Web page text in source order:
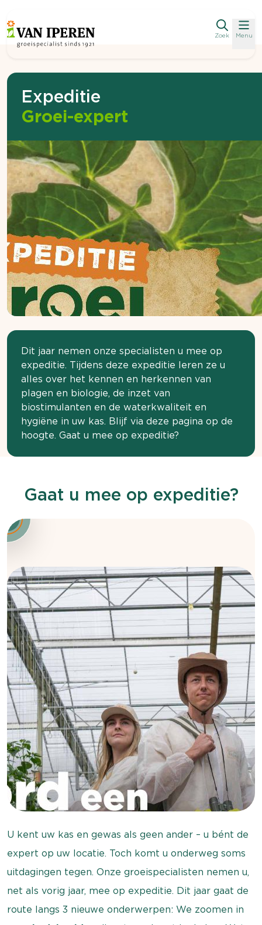
Zoek Menu
Expeditie
Groei-expert
Dit jaar nemen onze specialisten u mee op
expeditie. Tijdens deze expeditie leren ze u
alles over het kennen en herkennen van
plagen en biologie, de inzet van
biostimulanten en de waterkwaliteit en
hygiëne in uw kas. Blijf via deze pagina op de
hoogte. Gaat u mee op expeditie?
Gaat u mee op expeditie?
U kent uw kas en gewas als geen ander – u bént de
expert op uw locatie. Toch komt u onderweg soms
uitdagingen tegen. Onze groeispecialisten nemen u,
net als vorig jaar, mee op expeditie. Dit jaar gaat de
route langs 3 nieuwe onderwerpen: We zoomen in